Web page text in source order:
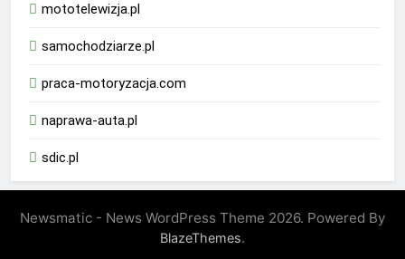
mototelewizja.pl
samochodziarze.pl
praca-motoryzacja.com
naprawa-auta.pl
sdic.pl
Newsmatic - News WordPress Theme 2026. Powered By
BlazeThemes.